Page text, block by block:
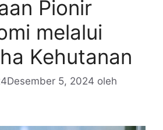
Pionir
melalui
Kehutanan
Desember 5, 2024 oleh